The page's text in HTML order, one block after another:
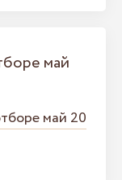
май
май 20